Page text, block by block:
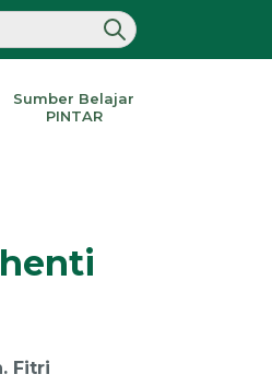
Sumber Belajar
PINTAR
Fitri